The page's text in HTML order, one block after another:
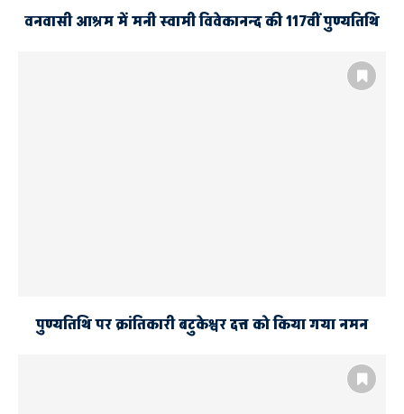
वनवासी आश्रम में मनी स्वामी विवेकानन्द की 117वीं पुण्यतिथि
पुण्यतिथि पर क्रांतिकारी बटुकेश्वर दत्त को किया गया नमन